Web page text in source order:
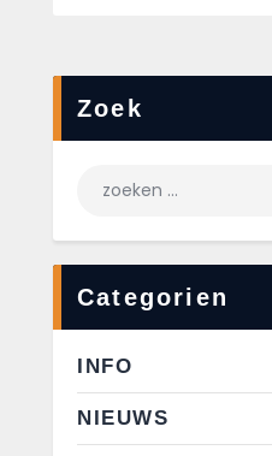
Zoek
Categorien
INFO
NIEUWS